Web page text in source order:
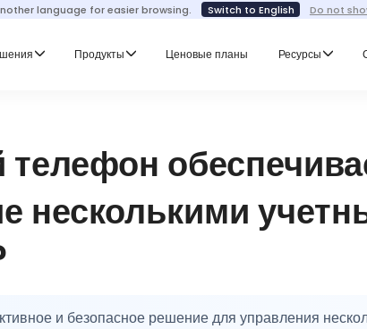
language for easier browsing. Switch to English Do not
Продукты Ценовые планы Ресурсы
несколькими
и безопасное решение для управления